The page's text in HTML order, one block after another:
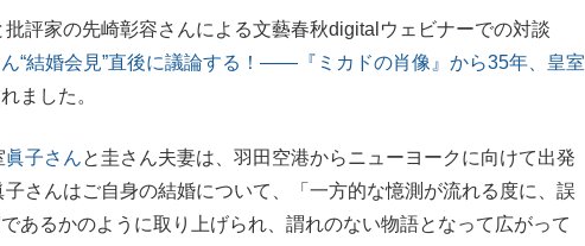
もっと見る
評家の先崎彰容さんによる文藝春秋digitalウェビナーでの対談
ん“結婚会見”直後に議論する！――『ミカドの肖像』から35年、皇室
ました。
眞子さんと圭さん夫妻は、羽田空港からニューヨークに向けて出発
さんはご自身の結婚について、「一方的な憶測が流れる度に、誤
あるかのように取り上げられ、謂れのない物語となって広がって